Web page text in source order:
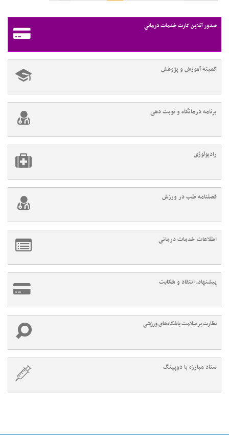
صدور آنلاین کارت خدمات درمانی
کمیته آموزش و پژوهش
برنامه درمانگاه و نوبت دهی
رادیولوژی
فصلنامه طب در ورزش
اطلاعات خدمات درمانی
پیشنهاد، انتقاد و شکایت
نظارت بر سلامت باشگاه‌های ورزشی
ستاد مبارزه با دوپینگ